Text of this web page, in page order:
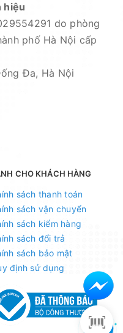
sản phẩm thực tế
sự cố trong quá trình
sẽ hỗ trợ ngay cho quý
hoàn toàn để phục
shop/do-cau-cuong-
Kim Liên, Đống Đa,
toàn quốc - Nhận
hiệu
do phòng
phố Hà Nội cấp
Đa, Hà Nội
CHO KHÁCH HÀNG
sách thanh toán
sách vận chuyển
sách kiểm hàng
sách đổi trả
sách bảo mật
định sử dụng